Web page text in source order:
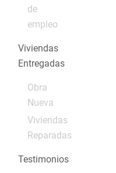
de
empleo
Viviendas
Entregadas
Obra
Nueva
Viviendas
Reparadas
Testimonios